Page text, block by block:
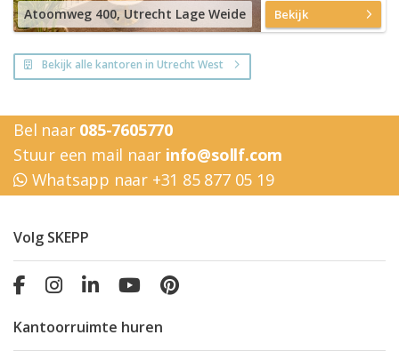
Atoomweg 400, Utrecht Lage Weide Bekijk
Bekijk alle kantoren in Utrecht West
Bel naar 085-7605770
Stuur een mail naar info@sollf.com
Whatsapp naar +31 85 877 05 19
Volg SKEPP
Kantoorruimte huren